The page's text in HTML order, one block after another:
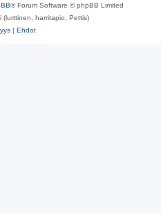
® Forum Software © phpBB Limited
harritapio, Pettis)
| Ehdot